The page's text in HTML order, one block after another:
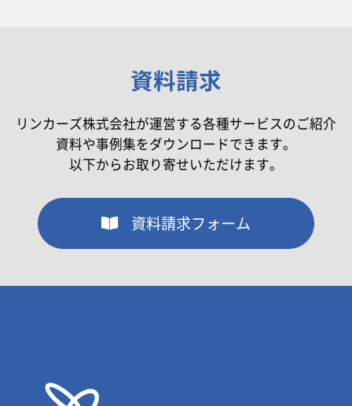
資料請求
リンカーズ株式会社が運営する各種サービスのご紹介
資料や事例集をダウンロードできます。
以下からお取り寄せいただけます。
資料請求フォーム